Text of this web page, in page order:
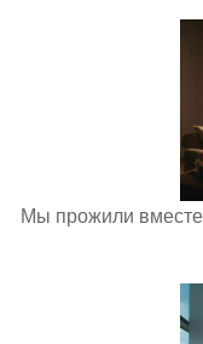
Мы прожили вместе